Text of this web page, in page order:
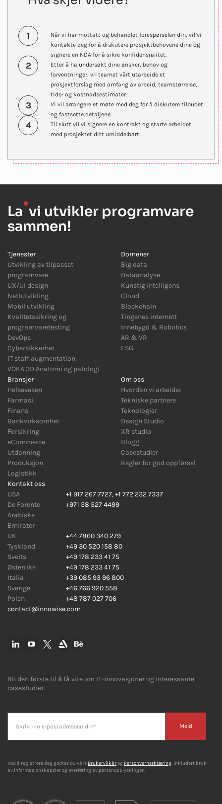
1
Når vi har mottatt og behandlet forespørselen din, vil vi
kontakte deg for å diskutere prosjektbehovene dine og
signere en NDA for å sikre konfidensialitet.
2
Etter å ha undersøkt dine ønsker, behov og
forventninger, vil teamet vårt utarbeide et
prosjektforslag med omfang av arbeid, teamstørrelse,
tids- og kostnadsestimater.
3
Vi vil arrangere et møte med deg for å diskutere tilbudet
og fastsette detaljene.
4
Til slutt vil vi signere en kontrakt og starte arbeidet
med prosjektet ditt umiddelbart.
La●vi utvikler programvare
sammen!
Tjenester
Utvikling av tilpasset
programvare
UX/UI design
Nettutvikling
Mobil utvikling
Kvalitetssikring og
programvaretesting
DevOps
Cybersikkerhet
IT staff augmentation
VOKA 3D Anatomi og patologi
Domener
Big data
Dataanalyse
Kunstig intelligens
Cloud
Blockchain
Tingenes internett
Innebygd & Robotics
AR & VR
ESG
Bransjer
Helsevesen
Farmasi
Finans
Bankvirksomhet
Forsikring
eCommerce
Utdanning
Produksjon
Logistikk
Om oss
Hvordan vi arbeider
Tekniske partnere
Teknologier
Design Studio
XR studio
Blogg
Casestudier
Regler for god oppførsel
Kontakt oss
USA
+1 917 267 7727,+1 772 232 7337
De Forente
Arabiske
Emirater
+971 58 527 4499
UK
+44 7860 340 279
Tyskland
+49 30 520 158 80
Sveits
+49 178 233 41 75
Østerrike
+49 178 233 41 75
Italia
+39 085 93 96 800
Sverige
+46 766 920 558
Polen
+48 787 027 706
contact@innowise.com
Bli den første til å få vite om IT-innovasjoner og interessante
casestudier.
Meld
Ved å registrere deg godtar du våre Brukervilkårog Personvernerklæring, inkludert bruk
av informasjonskapsler og overføring av personopplysninger.